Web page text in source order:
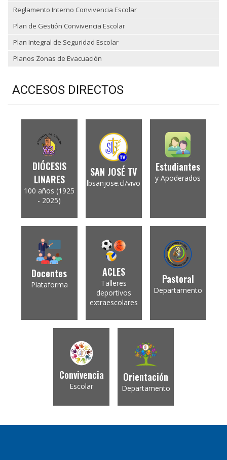
Reglamento Interno Convivencia Escolar
Plan de Gestión Convivencia Escolar
Plan Integral de Seguridad Escolar
Planos Zonas de Evacuación
ACCESOS DIRECTOS
DIÓCESIS
LINARES
100 años (1925
- 2025)
SAN JOSÉ TV
lbsanjose.cl/vivo
Estudiantes
y Apoderados
Docentes
Plataforma
ACLES
Talleres
deportivos
extraescolares
Pastoral
Departamento
Convivencia
Escolar
Orientación
Departamento